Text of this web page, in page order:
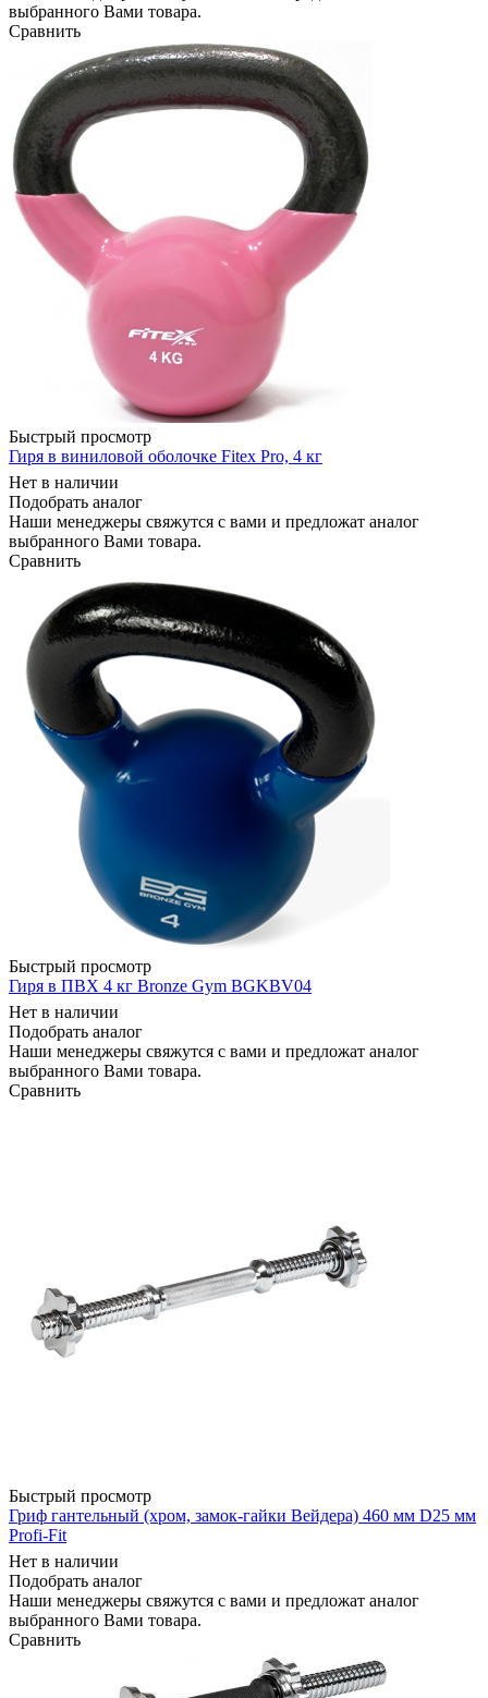
выбранного Вами товара.
Сравнить
Быстрый просмотр
Гиря в виниловой оболочке Fitex Pro, 4 кг
Нет в наличии
Подобрать аналог
Наши менеджеры свяжутся с вами и предложат аналог
выбранного Вами товара.
Сравнить
Быстрый просмотр
Гиря в ПВХ 4 кг Bronze Gym BGKBV04
Нет в наличии
Подобрать аналог
Наши менеджеры свяжутся с вами и предложат аналог
выбранного Вами товара.
Сравнить
Быстрый просмотр
Гриф гантельный (хром, замок-гайки Вейдера) 460 мм D25 мм
Profi-Fit
Нет в наличии
Подобрать аналог
Наши менеджеры свяжутся с вами и предложат аналог
выбранного Вами товара.
Сравнить